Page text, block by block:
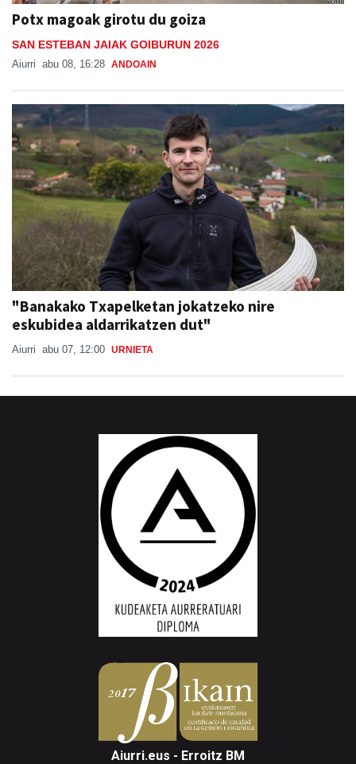
Potx magoak girotu du goiza
SAN ESTEBAN JAIAK GOIBURUN 2026
Aiurri abu 08, 16:28 ANDOAIN
"Banakako Txapelketan jokatzeko nire
eskubidea aldarrikatzen dut"
Aiurri abu 07, 12:00 URNIETA
Aiurri.eus - Erroitz BM